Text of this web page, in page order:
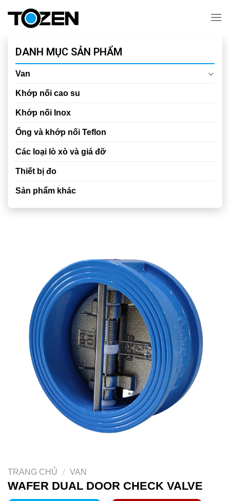
DANH MỤC SẢN PHẨM
Van
Khớp nối cao su
Khớp nối Inox
Ống và khớp nối Teflon
Các loại lò xò và giá đỡ
Thiết bị đo
Sản phẩm khác
TRANG CHỦ / VAN
WAFER DUAL DOOR CHECK VALVE